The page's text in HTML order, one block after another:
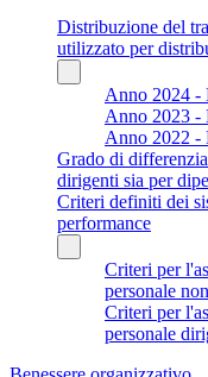
Distribuzione del
utilizzato per
Anno 2024 -
Anno 2023 -
Anno 2022 -
Grado di
dirigenti sia per
Criteri definiti dei
performance
Criteri per
personale
Criteri per
personale